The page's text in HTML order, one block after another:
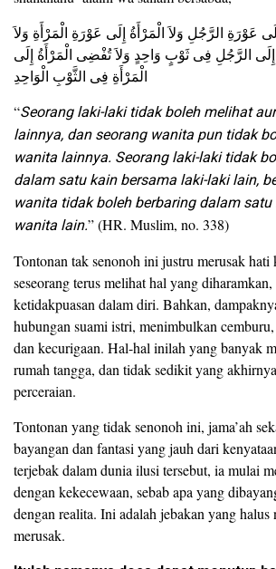
عَوْرَةِ الرَّجُلِ وَلاَ الْمَرْأَةُ إِلَى عَوْرَةِ الْمَرْأَةِ وَلاَ
الرَّجُلِ فِى ثَوْبٍ وَاحِدٍ وَلاَ تُفْضِى الْمَرْأَةُ إِلَى
الْمَرْأَةِ فِى الثَّوْبِ الْوَاحِدِ
“Seorang laki-laki tidak boleh melihat
lainnya, dan seorang wanita pun tidak
wanita lainnya. Seorang laki-laki tidak
dalam satu kain bersama laki-laki lain,
wanita tidak boleh berbaring dalam
wanita lain.” (HR. Muslim, no. 338)
Tontonan tak senonoh ini justru merusak
seseorang terus melihat hal yang
ketidakpuasan dalam diri. Bahkan,
hubungan suami istri, menimbulkan
dan kecurigaan. Hal-hal inilah yang banyak
rumah tangga, dan tidak sedikit yang
perceraian.
Tontonan yang tidak senonoh ini, jama’ah
bayangan dan fantasi yang jauh dari
terjebak dalam dunia ilusi tersebut, ia mulai
dengan kekecewaan, sebab apa yang
dengan realita. Ini adalah jebakan yang halus
merusak.